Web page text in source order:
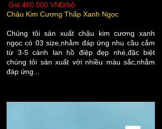
Giá:480.000 VNĐ/bộ
Chậu Kim Cương Thấp Xanh Ngọc
Chúng tôi sản xuất chậu kim cương xanh
ngọc có 03 size,nhằm đáp ứng nhu cầu cắm
từ 3-5 cành lan hồ điệp đẹp nhé,đặc biệt
chúng tôi sản xuất với nhiều màu sắc,nhằm
đáp ứng...